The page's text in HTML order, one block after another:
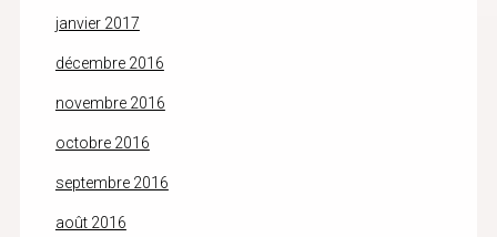
janvier 2017
décembre 2016
novembre 2016
octobre 2016
septembre 2016
août 2016